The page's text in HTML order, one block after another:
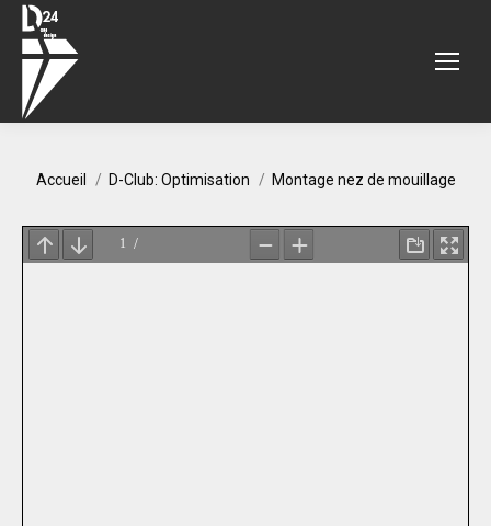
Accueil D-Club: Optimisation Montage nez de mouillage